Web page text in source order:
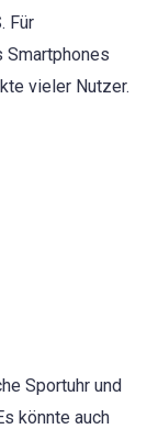
Für
Smartphones
vieler Nutzer.
Sportuhr und
könnte auch